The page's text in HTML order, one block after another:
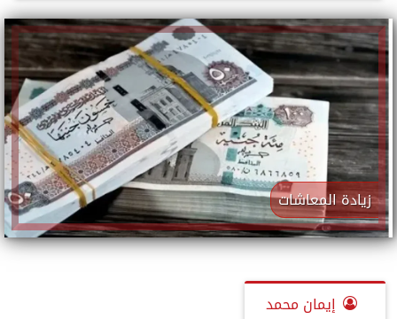
زيادة المعاشات
إيمان محمد